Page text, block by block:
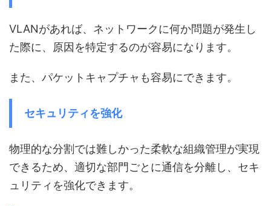
VLANがあれば、ネットワークに何か問題が発生し
た際に、原因を特定するのが容易になります。
また、パケットキャプチャも容易にできます。
セキュリティを強化
物理的な分割では難しかった柔軟な組織管理が実現
できるため、適切な部門ごとに通信を分離し、セキ
ュリティを強化できます。